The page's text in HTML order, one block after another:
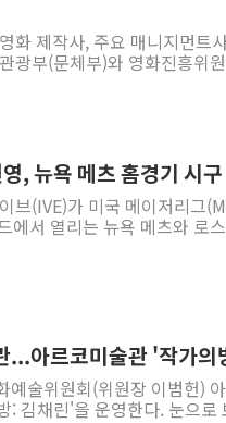
화 제작사, 주요 매니지먼트
광부(문체부)와 영화진흥위
, 뉴욕 메츠 홈경기 시구
브(IVE)가 미국 메이저리그
에서 열리는 뉴욕 메츠와 로
...아르코미술관 '작가의
술위원회(위원장 이범헌)
김채린'을 운영한다. 눈으로